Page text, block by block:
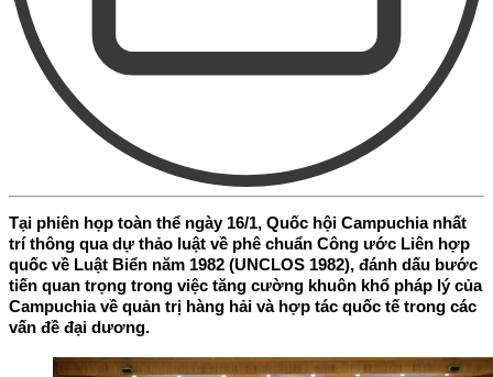
Tại phiên họp toàn thể ngày 16/1, Quốc hội Campuchia nhất
trí thông qua dự thảo luật về phê chuẩn Công ước Liên hợp
quốc về Luật Biển năm 1982 (UNCLOS 1982), đánh dấu bước
tiến quan trọng trong việc tăng cường khuôn khổ pháp lý của
Campuchia về quản trị hàng hải và hợp tác quốc tế trong các
vấn đề đại dương.